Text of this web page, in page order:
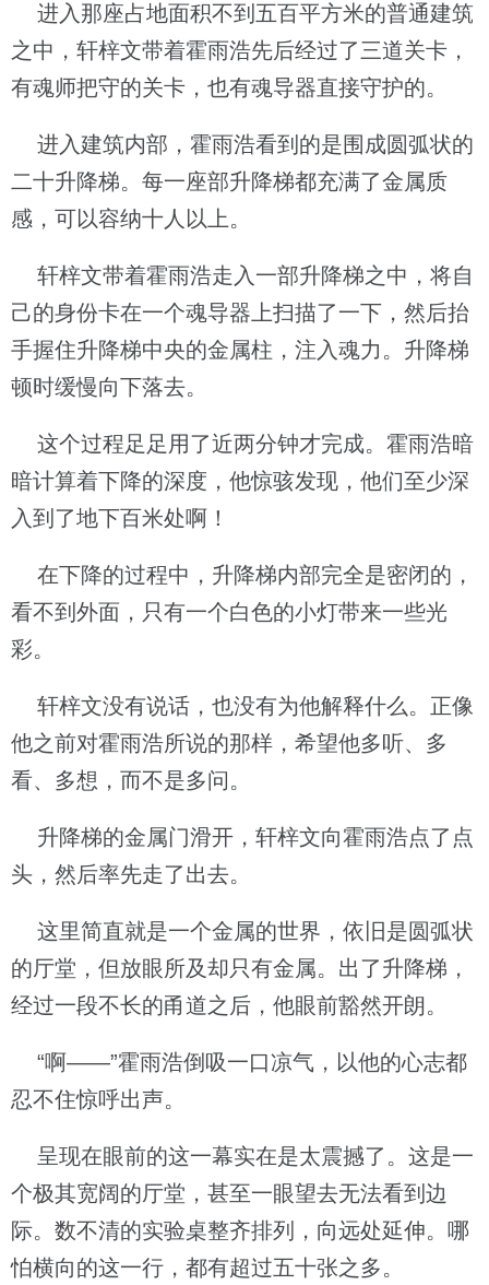
进入那座占地面积不到五百平方米的普通建筑
之中，轩梓文带着霍雨浩先后经过了三道关卡，
有魂师把守的关卡，也有魂导器直接守护的。
进入建筑内部，霍雨浩看到的是围成圆弧状的
二十升降梯。每一座部升降梯都充满了金属质
感，可以容纳十人以上。
轩梓文带着霍雨浩走入一部升降梯之中，将自
己的身份卡在一个魂导器上扫描了一下，然后抬
手握住升降梯中央的金属柱，注入魂力。升降梯
顿时缓慢向下落去。
这个过程足足用了近两分钟才完成。霍雨浩暗
暗计算着下降的深度，他惊骇发现，他们至少深
入到了地下百米处啊！
在下降的过程中，升降梯内部完全是密闭的，
看不到外面，只有一个白色的小灯带来一些光
彩。
轩梓文没有说话，也没有为他解释什么。正像
他之前对霍雨浩所说的那样，希望他多听、多
看、多想，而不是多问。
升降梯的金属门滑开，轩梓文向霍雨浩点了点
头，然后率先走了出去。
这里简直就是一个金属的世界，依旧是圆弧状
的厅堂，但放眼所及却只有金属。出了升降梯，
经过一段不长的甬道之后，他眼前豁然开朗。
“啊——”霍雨浩倒吸一口凉气，以他的心志都
忍不住惊呼出声。
呈现在眼前的这一幕实在是太震撼了。这是一
个极其宽阔的厅堂，甚至一眼望去无法看到边
际。数不清的实验桌整齐排列，向远处延伸。哪
怕横向的这一行，都有超过五十张之多。